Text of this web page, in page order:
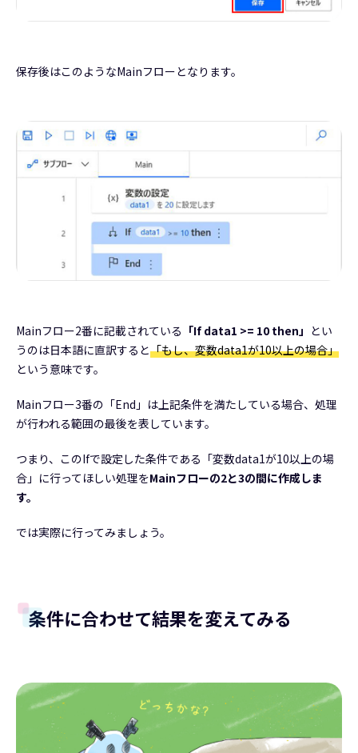
保存後はこのようなMainフローとなります。
Mainフロー2番に記載されている 「If data1 >= 10 then」 とい
うのは日本語に直訳すると「もし、変数data1が10以上の場合」
という意味です。
Mainフロー3番の「End」は上記条件を満たしている場合、処理
が行われる範囲の最後を表しています。
つまり、このIfで設定した条件である「変数data1が10以上の場
合」に行ってほしい処理をMainフローの2と3の間に作成しま
す。
では実際に行ってみましょう。
条件に合わせて結果を変えてみる